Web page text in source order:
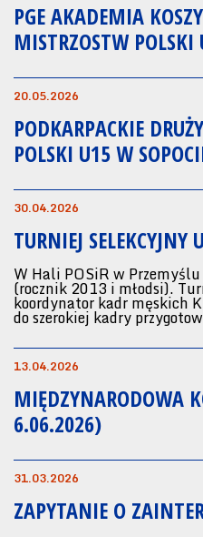
PGE AKADEMIA
MISTRZOSTW POLSKI
20.05.2026
PODKARPACKIE
POLSKI U15 W
30.04.2026
TURNIEJ SELEKCYJNY
W Hali POSiR w
(rocznik 2013 i młodsi).
koordynator kadr męskich
do szerokiej kadry
13.04.2026
MIĘDZYNARODOWA
6.06.2026)
31.03.2026
ZAPYTANIE O